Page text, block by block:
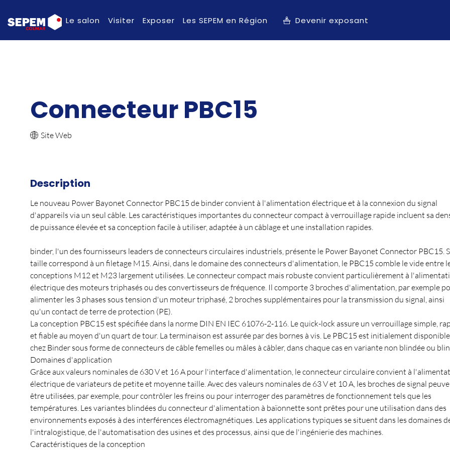
Le salon Visiter Exposer Les SEPEM en Région Devenir exposant
Connecteur PBC15
Site Web
Description
Le nouveau Power Bayonet Connector PBC15 de binder convient à l'alimentation électrique et à la connexion du signal
d'appareils via un seul câble. Les caractéristiques importantes du connecteur compact à verrouillage rapide incluent sa
de puissance élevée et sa conception facile à utiliser, adaptée à un câblage et une installation rapides.
binder, l'un des fournisseurs leaders de connecteurs circulaires industriels, présente le Power Bayonet Connector PBC15.
taille correspond à un filetage M15. Ainsi, dans le domaine des connecteurs d'alimentation, le PBC15 comble le vide entre
conceptions M12 et M23 largement utilisées. Le connecteur compact mais robuste convient particulièrement à
électrique des moteurs triphasés ou des convertisseurs de fréquence. Il comporte 3 broches d'alimentation, par exemple
alimenter les 3 phases sous tension d'un moteur triphasé, 2 broches supplémentaires pour la transmission du signal, ainsi
qu'un contact de terre de protection (PE).
La conception PBC15 est spécifiée dans la norme DIN EN IEC 61076-2-116. Le quick-lock assure un verrouillage simple,
et fiable au moyen d'un quart de tour. La terminaison est assurée par des bornes à vis. Le PBC15 est initialement disponible
chez Binder sous forme de connecteurs de câble femelles ou mâles à câbler, dans chaque cas en variante non blindée ou
Domaines d'application
Grâce aux valeurs nominales de 630 V et 16 A pour l'interface d'alimentation, le connecteur circulaire convient à
électrique de variateurs de petite et moyenne taille. Avec des valeurs nominales de 63 V et 10 A, les broches de signal
être utilisées, par exemple, pour contrôler les freins ou pour interroger des paramètres de fonctionnement tels que les
températures. Les variantes blindées du connecteur d'alimentation à baïonnette sont prêtes pour une utilisation dans des
environnements exposés à des interférences électromagnétiques. Les applications typiques se situent dans les domaines
l'intralogistique, de l'automatisation des usines et des processus, ainsi que de l'ingénierie des machines.
Caractéristiques de la conception